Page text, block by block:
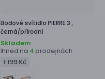
Bodové svítidlo PIERRE 3 ,
černá/přírodní
Skladem
Ihned na 4 prodejnách
1 199 Kč